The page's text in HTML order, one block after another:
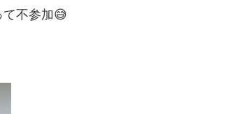
不参加😅